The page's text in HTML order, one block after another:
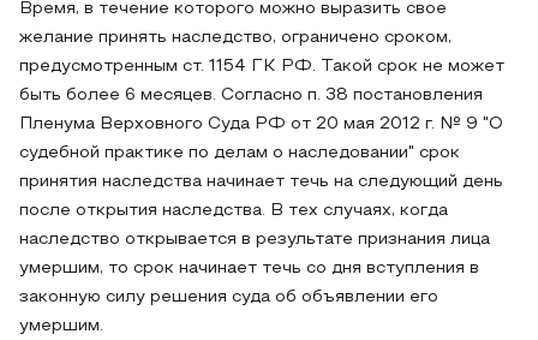
Время, в течение которого можно выразить свое
желание принять наследство, ограничено сроком,
предусмотренным ст. 1154 ГК РФ. Такой срок не может
быть более 6 месяцев. Согласно п. 38 постановления
Пленума Верховного Суда РФ от 20 мая 2012 г. № 9 "О
судебной практике по делам о наследовании" срок
принятия наследства начинает течь на следующий день
после открытия наследства. В тех случаях, когда
наследство открывается в результате признания лица
умершим, то срок начинает течь со дня вступления в
законную силу решения суда об объявлении его
умершим.